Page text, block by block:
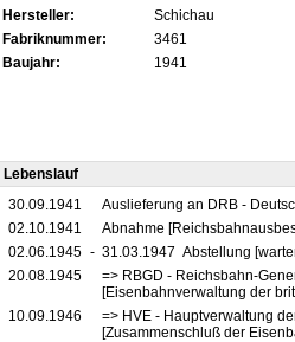
Hersteller:
Schichau
Fabriknummer:
3461
Baujahr:
1941
Lebenslauf
30.09.1941
Auslieferung an DRB -
02.10.1941
Abnahme
02.06.1945 - 31.03.1947 Abstellung
20.08.1945
=> RBGD - Reichsbahn-
[Eisenbahnverwaltung der
10.09.1946
=> HVE - Hauptverwaltung
[Zusammenschluß der